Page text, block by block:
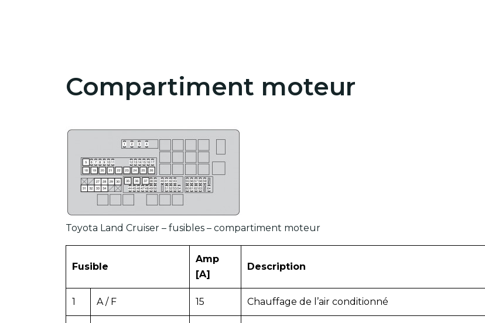
Compartiment moteur
Toyota Land Cruiser – fusibles – compartiment moteur
Fusible
Amp
[A]
Description
1 A / F 15 Chauffage de l’air conditionné